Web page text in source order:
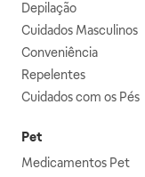
Depilação
Cuidados Masculinos
Conveniência
Repelentes
Cuidados com os Pés
Pet
Medicamentos Pet